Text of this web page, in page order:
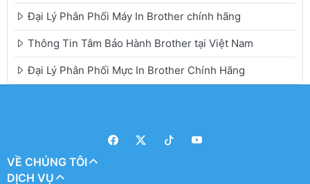
Đại Lý Phân Phối Máy In Brother chính hãng
Thông Tin Tâm Bảo Hành Brother tại Việt Nam
Đại Lý Phân Phối Mực In Brother Chính Hãng
VỀ CHÚNG TÔI
DỊCH VỤ